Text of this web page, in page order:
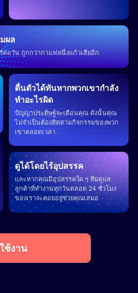
ผล
ต่อวัน ถูกกว่ากาแฟหนึ่งแก้วเสียอีก
ตื่นตัวได้ทันหากพวกเขากำลัง
ทำอะไรผิด
ปัญญาประดิษฐ์จะเตือนคุณ ดังนั้นคุณ
ไม่จำเป็นต้องติดตามกิจกรรมของพวก
เขาตลอดเวลา
ดูได้โดยไร้อุปสรรค
และหากคุณมีอุปสรรคใด ๆ ทีมดูแล
ลูกค้าที่ทำงานทุกวันตลอด 24 ชั่วโมง
ของเราจะคอยอยู่ช่วยคุณเสมอ
ช้งาน